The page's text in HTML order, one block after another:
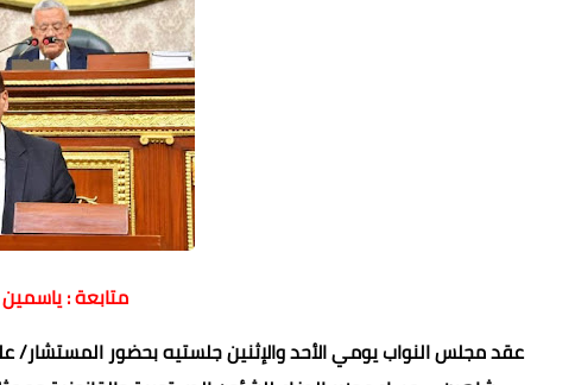
متابعة :
عقد مجلس النواب يومي الأحد والإثنين جلستيه بحضور المستشار/